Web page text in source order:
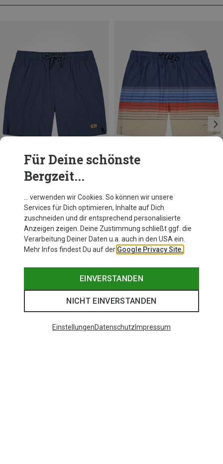
Du sparst 25%
Für Deine schönste
Bergzeit...
… verwenden wir Cookies. So können wir unsere
Services für Dich optimieren, Inhalte auf Dich
zuschneiden und dir entsprechend personalisierte
Anzeigen zeigen. Deine Zustimmung schließt ggf. die
Verarbeitung Deiner Daten u.a. auch in den USA ein.
Mehr Infos findest Du auf der Google Privacy Site.
EINVERSTANDEN
NICHT EINVERSTANDEN
EinstellungenDatenschutz Impressum